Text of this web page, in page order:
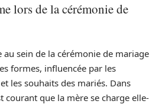
lors de la cérémonie de
au sein de la cérémonie de mariage
formes, influencée par les
les souhaits des mariés. Dans
courant que la mère se charge elle-